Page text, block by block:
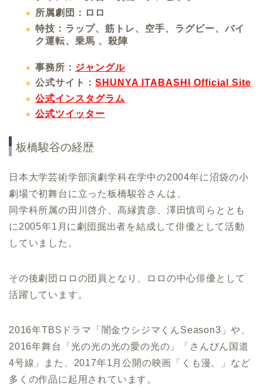
所属劇団：ロロ
特技：ラップ、筋トレ、空手、ラグビー、バイ
ク運転、乗馬 、殺陣
事務所： ジャングル
公式サイト： SHUNYA ITABASHI Official Site
公式インスタグラム
公式ツイッター
板橋駿谷の経歴
日本大学芸術学部演劇学科在学中の2004年に沼袋の小
劇場で初舞台に立った板橋駿谷さんは、
同学科所属の田川啓介、高縁貴彦、澤田慎司らととも
に2005年1月に劇団掘出者を結成して俳優として活動
していました。
その後劇団ロロの団員となり、ロロの中心俳優として
活躍しています。
2016年TBSドラマ「闇金ウシジマくんSeason3」や、
2016年舞台「光の光の光の愛の光の」「さんぴん国道
4号線」また、2017年1月公開の映画「くも漫。」など
多くの作品に起用されています。